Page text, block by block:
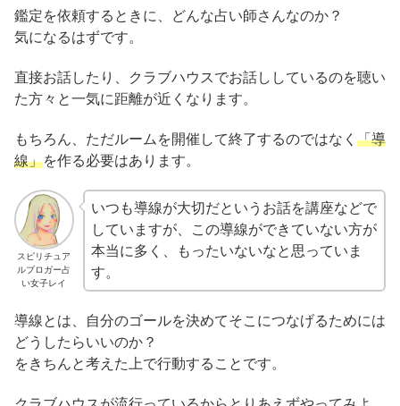
鑑定を依頼するときに、どんな占い師さんなのか？
気になるはずです。
直接お話したり、クラブハウスでお話ししているのを聴い
た方々と一気に距離が近くなります。
もちろん、ただルームを開催して終了するのではなく 「導
線」を作る必要はあります。
スピリチュア
ルブロガー占
い女子レイ
いつも導線が大切だというお話を講座などで
していますが、この導線ができていない方が
本当に多く、もったいないなと思っていま
す。
導線とは、自分のゴールを決めてそこにつなげるためには
どうしたらいいのか？
をきちんと考えた上で行動することです。